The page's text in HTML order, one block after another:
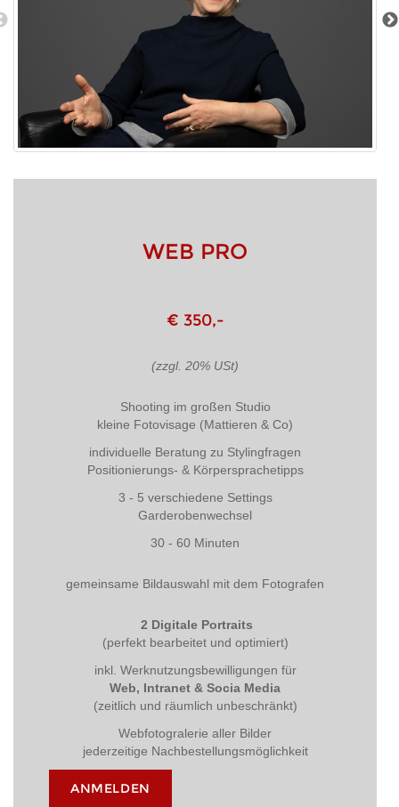
WEB PRO
€ 350,-
(zzgl. 20% USt)
Shooting im großen Studio
kleine Fotovisage (Mattieren & Co)
individuelle Beratung zu Stylingfragen
Positionierungs- & Körpersprachetipps
3 - 5 verschiedene Settings
Garderobenwechsel
30 - 60 Minuten
gemeinsame Bildauswahl mit dem Fotografen
2 Digitale Portraits
(perfekt bearbeitet und optimiert)
inkl. Werknutzungsbewilligungen für
Web, Intranet & Socia Media
(zeitlich und räumlich unbeschränkt)
Webfotogralerie aller Bilder
jederzeitige Nachbestellungsmöglichkeit
ANMELDEN